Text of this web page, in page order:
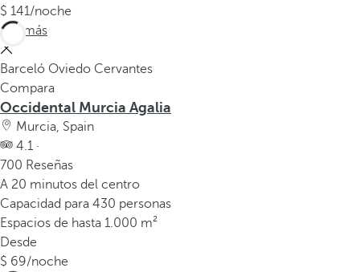
141/noche
Ver más
Barceló Oviedo Cervantes
Compara
Occidental Murcia Agalia
Murcia, Spain
4.1 ·
700 Reseñas
A 20 minutos del centro
Capacidad para 430 personas
Espacios de hasta 1.000 m²
Desde
69/noche